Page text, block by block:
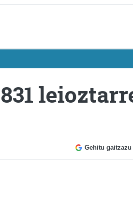
Gehitu